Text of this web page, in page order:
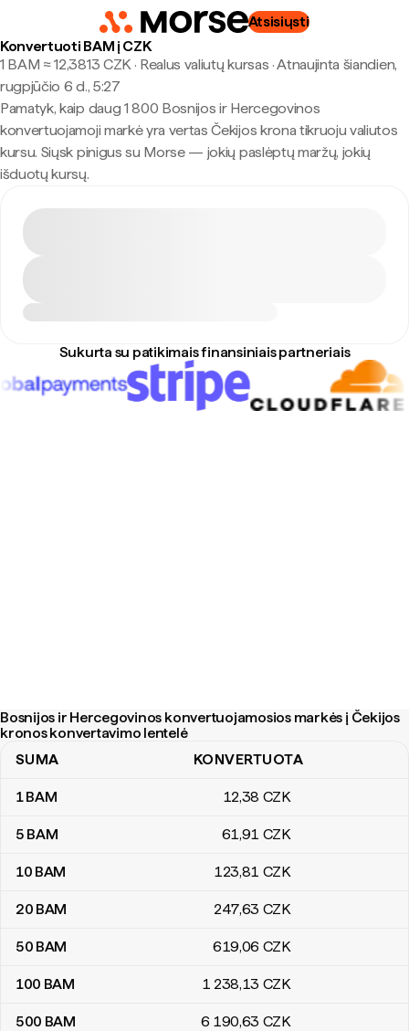
Atsisiųsti
Konvertuoti BAM į CZK
1 BAM ≈ 12,3813 CZK · Realus valiutų kursas ·Atnaujinta šiandien,
rugpjūčio 6 d., 5:27
Pamatyk, kaip daug 1 800 Bosnijos ir Hercegovinos
konvertuojamoji markė yra vertas Čekijos krona tikruoju valiutos
kursu. Siųsk pinigus su Morse — jokių paslėptų maržų, jokių
išduotų kursų.
Sukurta su patikimais finansiniais partneriais
Bosnijos ir Hercegovinos konvertuojamosios markės į Čekijos
kronos konvertavimo lentelė
Bosnijos ir Hercegovinos konvertuojamosios markės į Čekijos
SUMA KONVERTUOTA
1BAM 12,38 CZK
5 BAM 61,91 CZK
10 BAM 123,81 CZK
20 BAM 247,63 CZK
50 BAM 619,06 CZK
100 BAM 1 238,13 CZK
500 BAM 6 190,63 CZK